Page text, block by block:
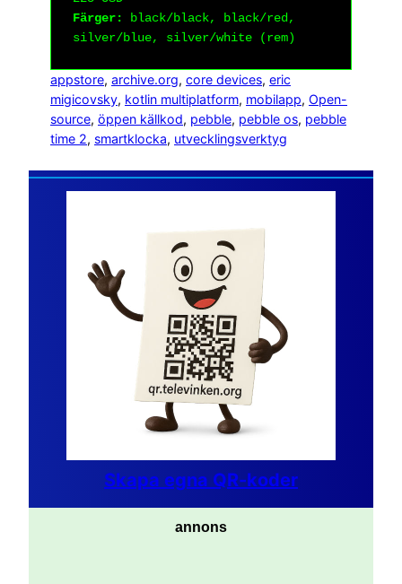
Färger:
black/black, black/red,
silver/blue, silver/white (rem)
appstore, archive.org, core devices, eric
migicovsky, kotlin multiplatform, mobilapp, Open-
source, öppen källkod, pebble, pebble os, pebble
time 2, smartklocka, utvecklingsverktyg
Skapa egna QR-koder
annons